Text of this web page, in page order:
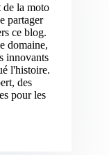
de la moto
partager
ce blog.
domaine,
innovants
l'histoire.
des
pour les